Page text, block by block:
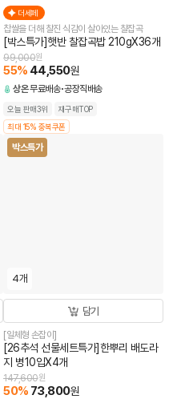
더세페
찹쌀을 더해 찰진 식감이 살아있는 찰잡곡
[박스특가]햇반 찰잡곡밥 210gX36개
99,000원
55% 44,550원
상온무료배송 공장직배송
오늘 판매3위
재구매TOP
최대 15% 중복쿠폰
박스특가
4개
담기
[일체형 손잡이]
[26추석 선물세트특가]한뿌리 배도라
지 병10입X4개
147,600원
50% 73,800원